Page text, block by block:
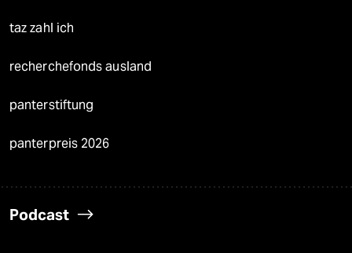
taz zahl ich
recherchefonds ausland
panterstiftung
panterpreis 2026
Podcast